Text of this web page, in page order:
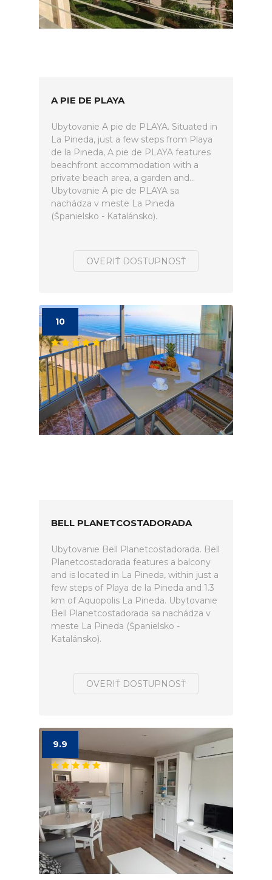
A PIE DE PLAYA
Ubytovanie A pie de PLAYA. Situated in
La Pineda, just a few steps from Playa
de la Pineda, A pie de PLAYA features
beachfront accommodation with a
private beach area, a garden and...
Ubytovanie A pie de PLAYA sa
nachádza v meste La Pineda
(Španielsko - Katalánsko).
OVERIŤ DOSTUPNOSŤ
10
BELL PLANETCOSTADORADA
Ubytovanie Bell Planetcostadorada. Bell
Planetcostadorada features a balcony
and is located in La Pineda, within just a
few steps of Playa de la Pineda and 1.3
km of Aquopolis La Pineda. Ubytovanie
Bell Planetcostadorada sa nachádza v
meste La Pineda (Španielsko -
Katalánsko).
OVERIŤ DOSTUPNOSŤ
9.9